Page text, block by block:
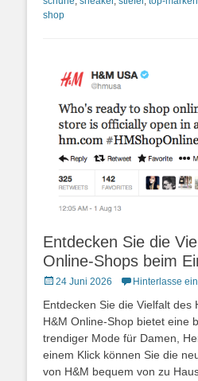
shop
Entdecken Sie die
Online-Shops beim
Posted
24 Juni 2026 Hinterlasse
Entdecken Sie die Vielfalt des
H&M Online-Shop bietet eine
trendiger Mode für Damen,
einem Klick können Sie die
von H&M bequem von zu